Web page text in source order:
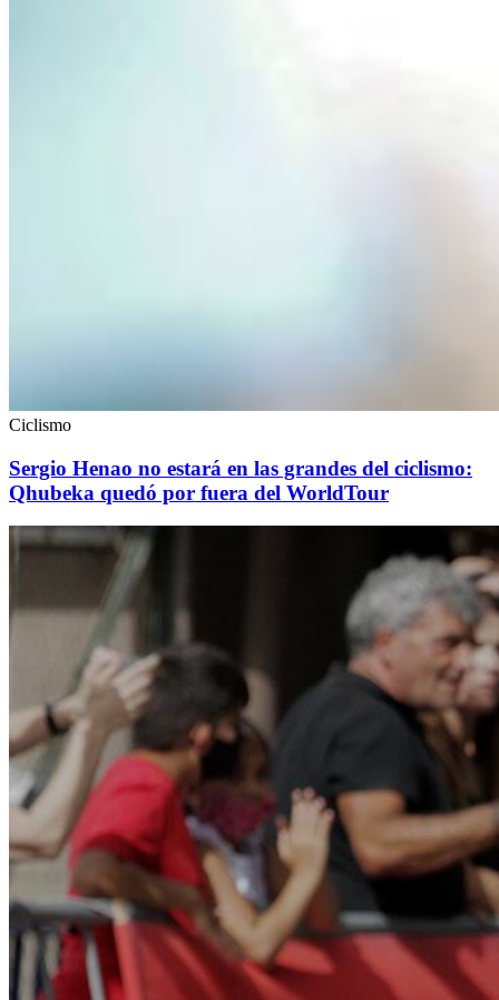
Ciclismo
Sergio Henao no estará en las grandes del ciclismo:
Qhubeka quedó por fuera del WorldTour